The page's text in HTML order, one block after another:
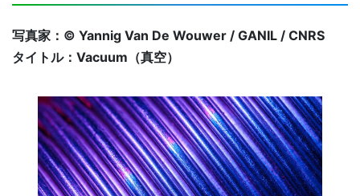
写真家：© Yannig Van De Wouwer / GANIL / CNRS
タイトル：Vacuum（真空）